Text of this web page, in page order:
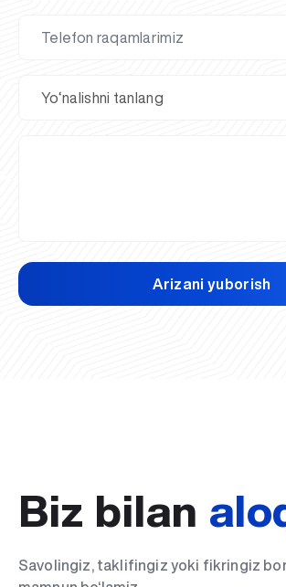
Arizani yuborish
Biz bilan
Savolingiz, taklifingiz yoki fikringiz